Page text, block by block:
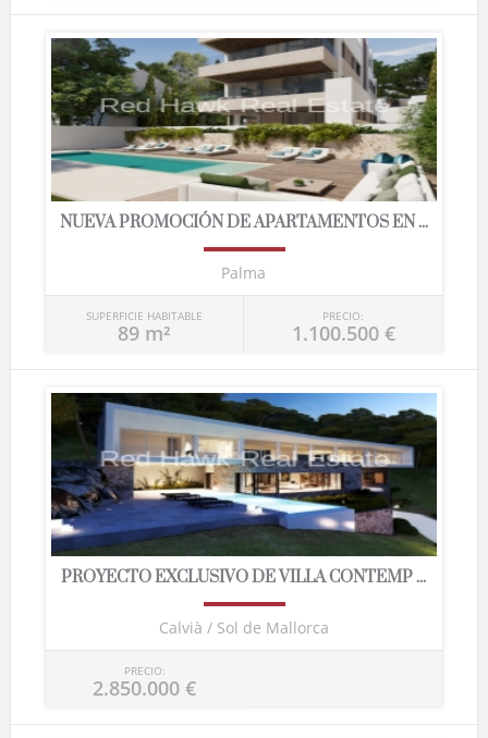
NUEVA PROMOCIÓN DE APARTAMENTOS EN ...
Palma
SUPERFICIE HABITABLE
89 m²
PRECIO:
1.100.500 €
PROYECTO EXCLUSIVO DE VILLA CONTEMP ...
Calvià / Sol de Mallorca
PRECIO:
2.850.000 €